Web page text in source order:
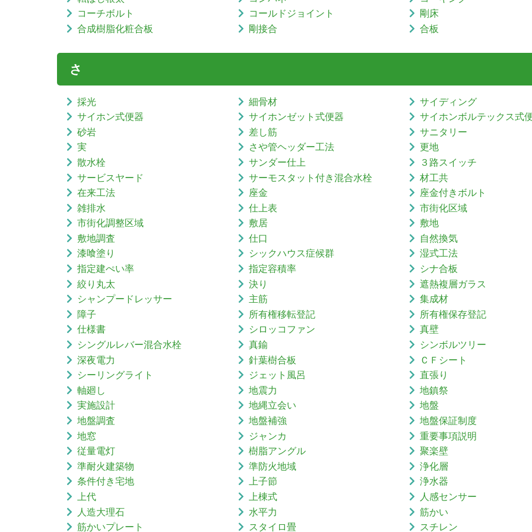
コーチボルト
コールドジョイント
剛床
合成樹脂化粧合板
剛接合 合板
さ
採光 細骨材
サイディング
サイホン式便器
サイホンゼット式便器
サイホンボルテックス式
砂岩
差し筋
サニタリー
実
さや管ヘッダー工法
更地
散水栓
サンダー仕上
３路スイッチ
サービスヤード
サーモスタット付き混合水栓
材工共
在来工法
座金
座金付きボルト
雑排水
仕上表
市街化区域
市街化調整区域
敷居
敷地
敷地調査
仕口
自然換気
漆喰塗り
シックハウス症候群
湿式工法
指定建ぺい率
指定容積率
シナ合板
絞り丸太
決り
遮熱複層ガラス
シャンプードレッサー
主筋
集成材
障子
所有権移転登記
所有権保存登記
仕様書
シロッコファン
真壁
シングルレバー混合水栓
真鍮
シンボルツリー
深夜電力
針葉樹合板
ＣＦシート
シーリングライト
ジェット風呂
直張り
軸廻し
地震力
地鎮祭
実施設計
地縄立会い
地盤
地盤調査
地盤補強
地盤保証制度
地窓
ジャンカ
重要事項説明
従量電灯
樹脂アングル
聚楽壁
準耐火建築物
準防火地域
浄化層
条件付き宅地
上子節
浄水器
上代
上棟式
人感センサー
人造大理石
水平力
筋かい
筋かいプレート
スタイロ畳 スチレン